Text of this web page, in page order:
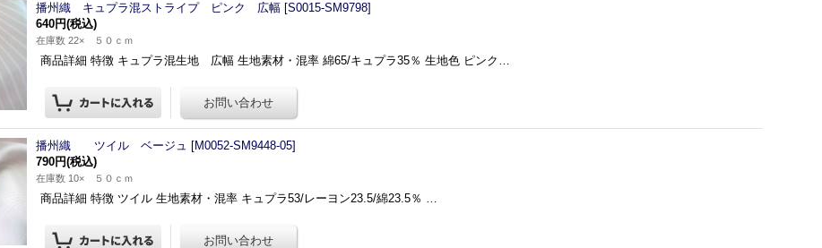
播州織 キュプラ混ストライプ ピンク 広幅 [S0015-SM9798]
640円(税込)
在庫数 22× ５０ｃｍ
商品詳細 特徴 キュプラ混生地 広幅 生地素材・混率 綿65/キュプラ35％ 生地色 ピンク…
播州織 ツイル ベージュ [M0052-SM9448-05]
790円(税込)
在庫数 10× ５０ｃｍ
商品詳細 特徴 ツイル 生地素材・混率 キュプラ53/レーヨン23.5/綿23.5％ …